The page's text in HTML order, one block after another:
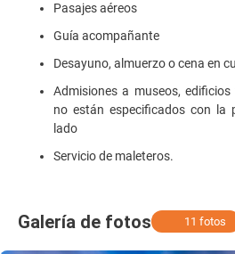
Pasajes aéreos
Guía acompañante
Desayuno, almuerzo o cena en
Admisiones a museos,
no están especificados con la
lado
Servicio de maleteros.
Galería de fotos 11 fotos